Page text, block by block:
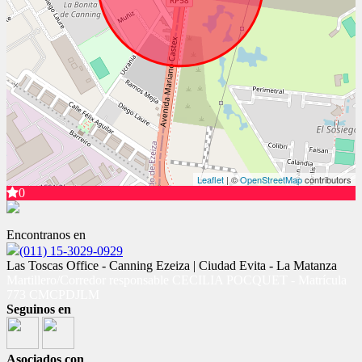
Leaflet | ©OpenStreetMapcontributors
0
Encontranos en
(011) 15-3029-0929
Las Toscas Office - Canning Ezeiza | Ciudad Evita - La Matanza
Seguinos en
Asociados con